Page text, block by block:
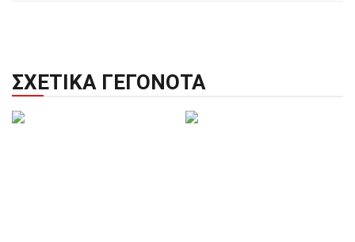
ΣΧΕΤΙΚΆ ΓΕΓΟΝΌΤΑ